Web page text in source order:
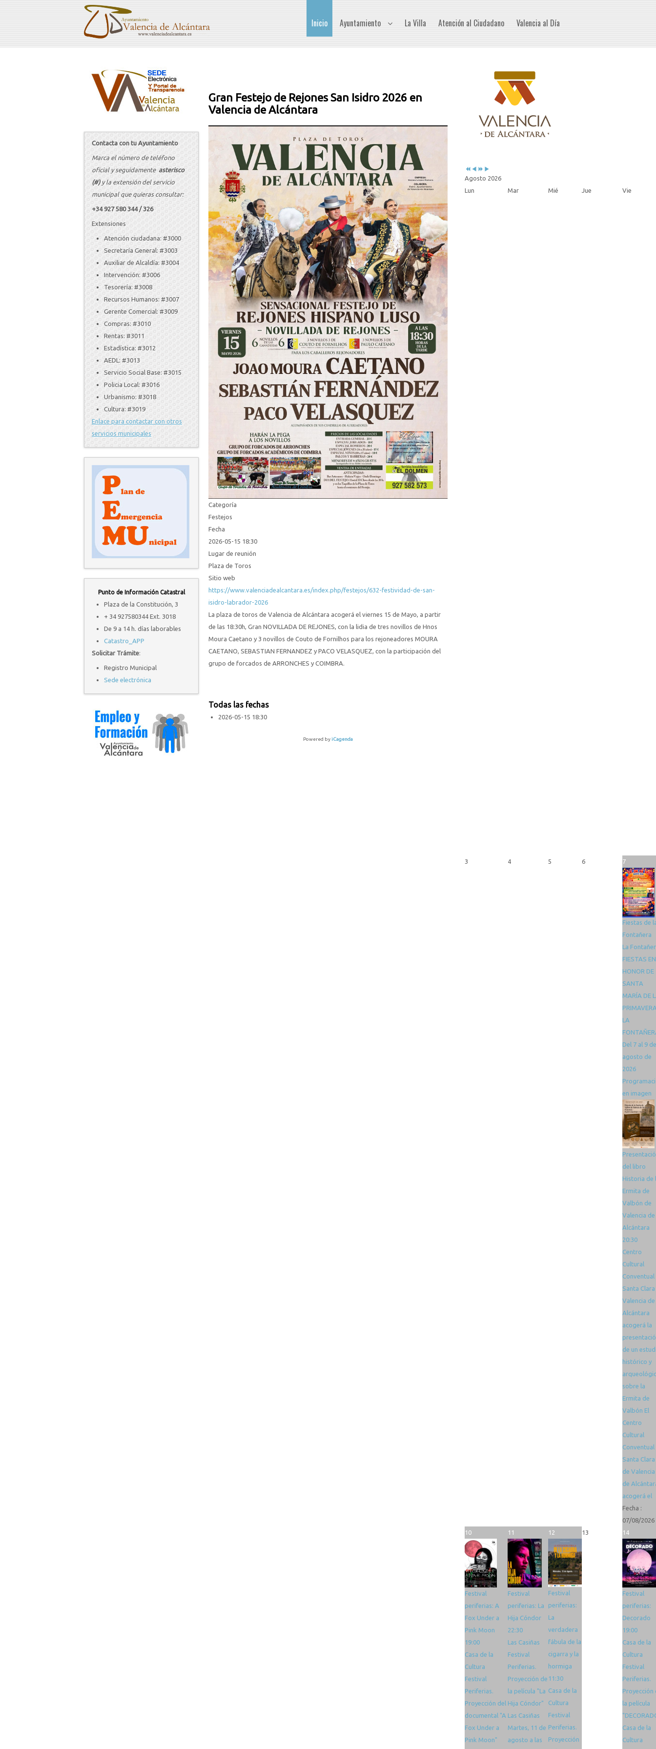
Inicio Ayuntamiento La Villa Atención al Ciudadano Valencia al Día
Contacta con tu Ayuntamiento
Marca el número de teléfono
oficial y seguidamente asterisco
(#)y la extensión del servicio
municipal que quieras consultar:
+34 927 580 344 / 326
Extensiones
Atención ciudadana: #3000
Secretaría General: #3003
Auxiliar de Alcaldía: #3004
Intervención: #3006
Tesorería: #3008
Recursos Humanos: #3007
Gerente Comercial: #3009
Compras: #3010
Rentas: #3011
Estadística: #3012
AEDL: #3013
Servicio Social Base: #3015
Policia Local: #3016
Urbanismo: #3018
Cultura: #3019
Enlace para contactar con otros
servicios municipales
Punto de Información Catastral
Plaza de la Constitución, 3
+ 34 927580344 Ext. 3018
De 9 a 14 h. días laborables
Catastro_APP
Solicitar Trámite:
Registro Municipal
Sede electrónica
Gran Festejo de Rejones San Isidro 2026 en
Valencia de Alcántara
Categoría
Festejos
Fecha
2026-05-15 18:30
Lugar de reunión
Plaza de Toros
Sitio web
https://www.valenciadealcantara.es/index.php/festejos/632-festividad-de-san-
isidro-labrador-2026
La plaza de toros de Valencia de Alcántara acogerá el viernes 15 de Mayo, a partir
de las 18:30h, Gran NOVILLADA DE REJONES, con la lidia de tres novillos de Hnos
Moura Caetano y 3 novillos de Couto de Fornilhos para los rejoneadores MOURA
CAETANO, SEBASTIAN FERNANDEZ y PACO VELASQUEZ, con la participación del
grupo de forcados de ARRONCHES y COIMBRA.
Todas las fechas
2026-05-15 18:30
Powered byiCagenda
YearMonth
YearMonth
Agosto 2026
Lun
Mar Mié Jue Vie
3 4 5 6 7
Fiestas de
Fontañera
La
FIESTAS EN
HONOR DE
SANTA
MARÍA DE
LA
Del 7 al 9 de
agosto de
2026
en imagen
del libro
Historia de
Ermita de
Valbón de
Valencia de
Alcántara
20:30
Centro
Cultural
Conventual
Santa Clara
Valencia de
Alcántara
acogerá la
de un
histórico y
sobre la
Ermita de
Valbón El
Centro
Cultural
Conventual
Santa Clara
de Valencia
de
acogerá el
Fecha :
07/08/2026
10
Festival
periferias: A
Fox Under a
Pink Moon
19:00
Casa de la
Cultura
Festival
Periferias.
Proyección del
documental "A
Fox Under a
Pink Moon"
11
Festival
periferias: La
Hija Cóndor
22:30
Las Casiñas
Festival
Periferias.
Proyección de
la película "La
Hija Cóndor"
Las Casiñas
Martes, 11 de
agosto a las
12
Festival
periferias:
La
verdadera
fábula de la
cigarra y la
hormiga
11:30
Casa de la
Cultura
Festival
Periferias.
Proyección
13 14
Festival
periferias:
Decorado
19:00
Casa de la
Cultura
Festival
Periferias.
Proyección
la película
Casa de la
Cultura